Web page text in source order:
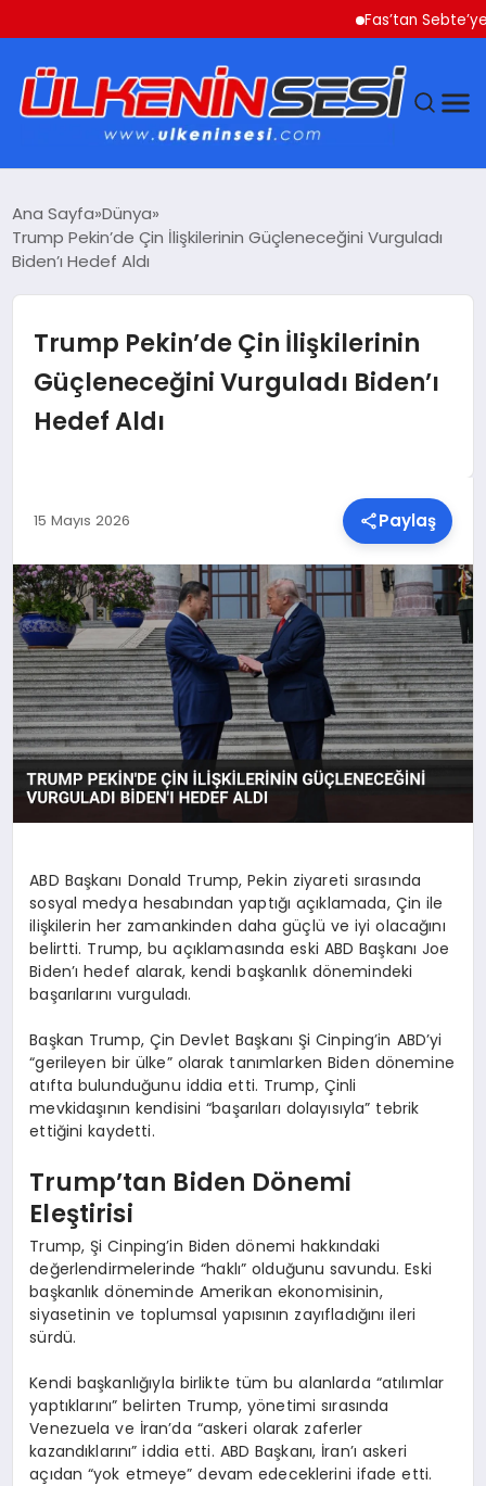
Fas’tan Sebte’ye
EKONOMI
SAĞLIK
TEKNOLOJI
YAŞAM
MALATYA HABERLERI
Ana Sayfa Dünya
Trump Pekin’de Çin İlişkilerinin Güçleneceğini Vurguladı
Biden’ı Hedef Aldı
Trump Pekin’de Çin İlişkilerinin
Güçleneceğini Vurguladı Biden’ı
Hedef Aldı
15 Mayıs 2026 Paylaş
ABD Başkanı Donald Trump, Pekin ziyareti sırasında
sosyal medya hesabından yaptığı açıklamada, Çin ile
ilişkilerin her zamankinden daha güçlü ve iyi olacağını
belirtti. Trump, bu açıklamasında eski ABD Başkanı Joe
Biden’ı hedef alarak, kendi başkanlık dönemindeki
başarılarını vurguladı.
Başkan Trump, Çin Devlet Başkanı Şi Cinping’in ABD’yi
“gerileyen bir ülke” olarak tanımlarken Biden dönemine
atıfta bulunduğunu iddia etti. Trump, Çinli
mevkidaşının kendisini “başarıları dolayısıyla” tebrik
ettiğini kaydetti.
Trump’tan Biden Dönemi
Eleştirisi
Trump, Şi Cinping’in Biden dönemi hakkındaki
değerlendirmelerinde “haklı” olduğunu savundu. Eski
başkanlık döneminde Amerikan ekonomisinin,
siyasetinin ve toplumsal yapısının zayıfladığını ileri
sürdü.
Kendi başkanlığıyla birlikte tüm bu alanlarda “atılımlar
yaptıklarını” belirten Trump, yönetimi sırasında
Venezuela ve İran’da “askeri olarak zaferler
kazandıklarını” iddia etti. ABD Başkanı, İran’ı askeri
açıdan “yok etmeye” devam edeceklerini ifade etti.